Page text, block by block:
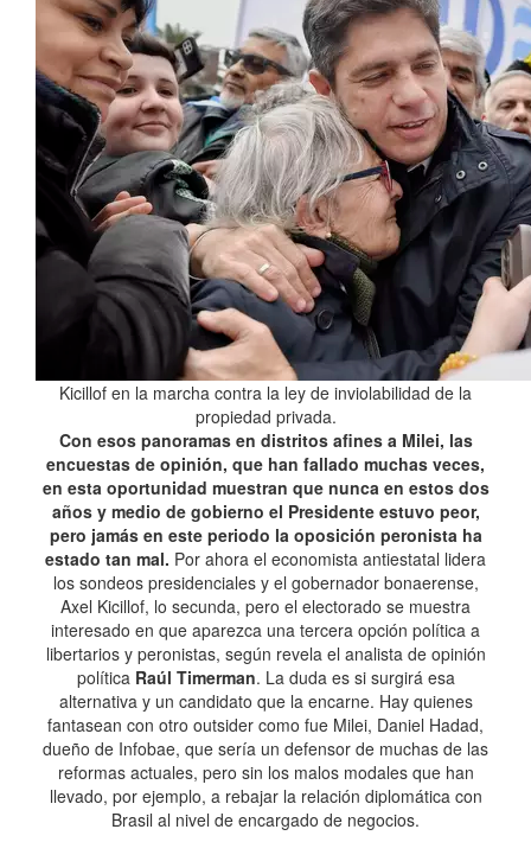
Kicillof en la marcha contra la ley de inviolabilidad de la
propiedad privada.
Con esos panoramas en distritos afines a Milei, las
encuestas de opinión, que han fallado muchas veces,
en esta oportunidad muestran que nunca en estos dos
años y medio de gobierno el Presidente estuvo peor,
pero jamás en este periodo la oposición peronista ha
estado tan mal. Por ahora el economista antiestatal lidera
los sondeos presidenciales y el gobernador bonaerense,
Axel Kicillof, lo secunda, pero el electorado se muestra
interesado en que aparezca una tercera opción política a
libertarios y peronistas, según revela el analista de opinión
políticaRaúl Timerman. La duda es si surgirá esa
alternativa y un candidato que la encarne. Hay quienes
fantasean con otro outsider como fue Milei, Daniel Hadad,
dueño de Infobae, que sería un defensor de muchas de las
reformas actuales, pero sin los malos modales que han
llevado, por ejemplo, a rebajar la relación diplomática con
Brasil al nivel de encargado de negocios.